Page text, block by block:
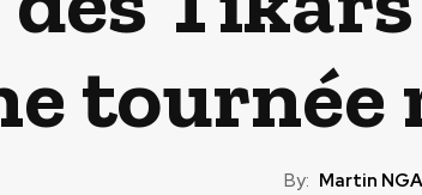
By: Martin